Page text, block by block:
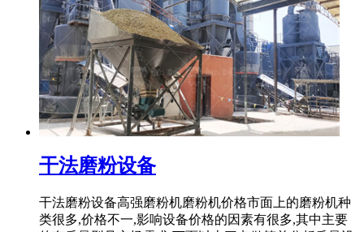
干法磨粉设备
干法磨粉设备高强磨粉机磨粉机价格市面上的磨粉机种
类很多,价格不一,影响设备价格的因素有很多,其中主要